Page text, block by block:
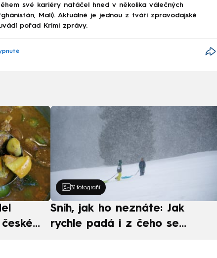
své kariéry natáčel hned v několika válečných
Mali). Aktuálně je jednou z tváří zpravodajské
pořad Krimi zprávy.
31 fotografií
Sníh, jak ho neznáte: Jak
rychle padá i z čeho se